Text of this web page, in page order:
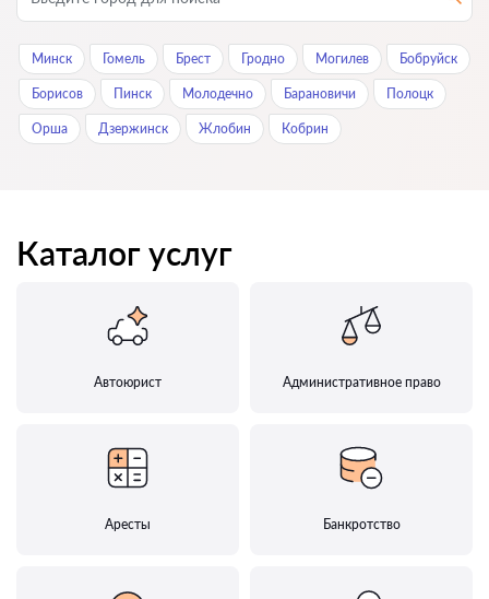
Минск Гомель Брест Гродно Могилев Бобруйск
Борисов Пинск Молодечно Барановичи Полоцк
Орша Дзержинск Жлобин Кобрин
Каталог услуг
Автоюрист Административное право
Аресты Банкротство